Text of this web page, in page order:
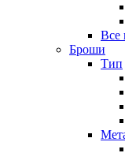
Все
Броши
Тип